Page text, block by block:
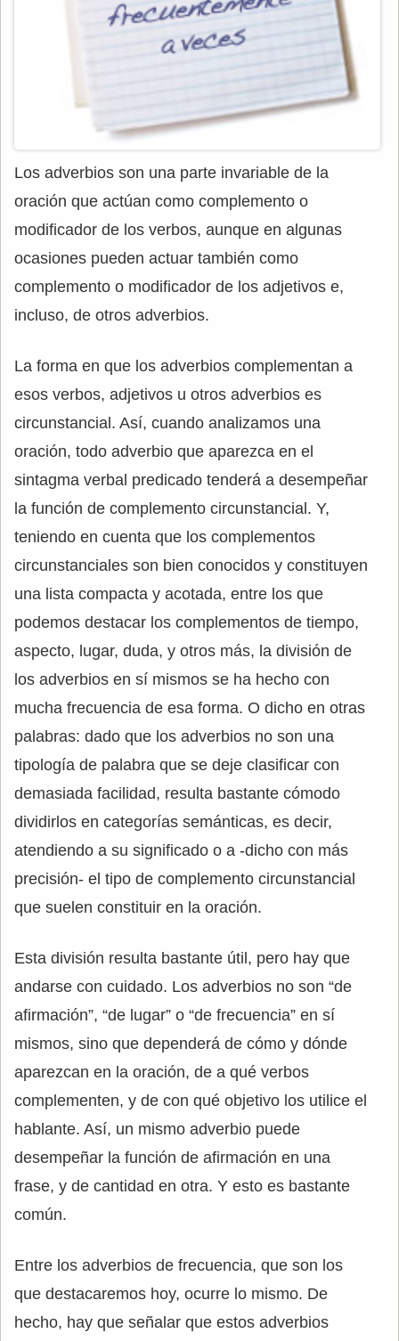
Los adverbios son una parte invariable de la
oración que actúan como complemento o
modificador de los verbos, aunque en algunas
ocasiones pueden actuar también como
complemento o modificador de los adjetivos e,
incluso, de otros adverbios.
La forma en que los adverbios complementan a
esos verbos, adjetivos u otros adverbios es
circunstancial. Así, cuando analizamos una
oración, todo adverbio que aparezca en el
sintagma verbal predicado tenderá a desempeñar
la función de complemento circunstancial. Y,
teniendo en cuenta que los complementos
circunstanciales son bien conocidos y constituyen
una lista compacta y acotada, entre los que
podemos destacar los complementos de tiempo,
aspecto, lugar, duda, y otros más, la división de
los adverbios en sí mismos se ha hecho con
mucha frecuencia de esa forma. O dicho en otras
palabras: dado que los adverbios no son una
tipología de palabra que se deje clasificar con
demasiada facilidad, resulta bastante cómodo
dividirlos en categorías semánticas, es decir,
atendiendo a su significado o a -dicho con más
precisión- el tipo de complemento circunstancial
que suelen constituir en la oración.
Esta división resulta bastante útil, pero hay que
andarse con cuidado. Los adverbios no son “de
afirmación”, “de lugar” o “de frecuencia” en sí
mismos, sino que dependerá de cómo y dónde
aparezcan en la oración, de a qué verbos
complementen, y de con qué objetivo los utilice el
hablante. Así, un mismo adverbio puede
desempeñar la función de afirmación en una
frase, y de cantidad en otra. Y esto es bastante
común.
Entre los adverbios de frecuencia, que son los
que destacaremos hoy, ocurre lo mismo. De
hecho, hay que señalar que estos adverbios